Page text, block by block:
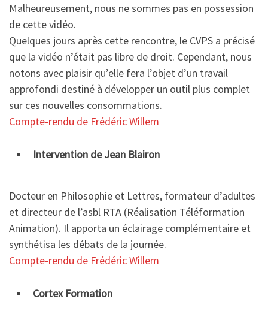
Malheureusement, nous ne sommes pas en possession
de cette vidéo.
Quelques jours après cette rencontre, le CVPS a précisé
que la vidéo n’était pas libre de droit. Cependant, nous
notons avec plaisir qu’elle fera l’objet d’un travail
approfondi destiné à développer un outil plus complet
sur ces nouvelles consommations.
Compte-rendu de Frédéric Willem
Intervention de Jean Blairon
Docteur en Philosophie et Lettres, formateur d’adultes
et directeur de l’asbl RTA (Réalisation Téléformation
Animation). Il apporta un éclairage complémentaire et
synthétisa les débats de la journée.
Compte-rendu de Frédéric Willem
Cortex Formation